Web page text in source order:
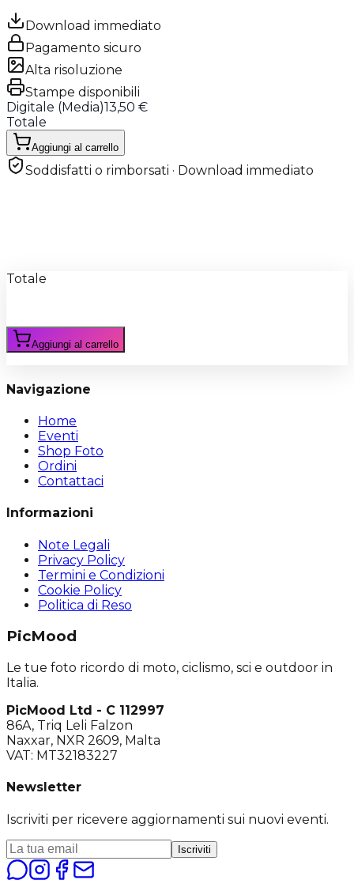
Download immediato
Pagamento sicuro
Alta risoluzione
Stampe disponibili
Digitale (Media)13,50 €
Totale
Aggiungi al carrello
Soddisfatti o rimborsati · Download immediato
Totale
Aggiungi al carrello
Navigazione
Home
Eventi
Shop Foto
Ordini
Contattaci
Informazioni
Note Legali
Privacy Policy
Termini e Condizioni
Cookie Policy
Politica di Reso
PicMood
Le tue foto ricordo di moto, ciclismo, sci e outdoor in
Italia.
PicMood Ltd - C 112997
86A, Triq Leli Falzon
Naxxar, NXR 2609, Malta
VAT: MT32183227
Newsletter
Iscriviti per ricevere aggiornamenti sui nuovi eventi.
Iscriviti